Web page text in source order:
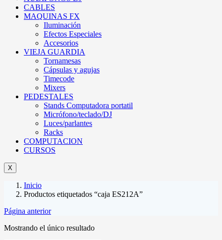
CABLES
MAQUINAS FX
Iluminación
Efectos Especiales
Accesorios
VIEJA GUARDIA
Tornamesas
Cápsulas y agujas
Timecode
Mixers
PEDESTALES
Stands Computadora portatil
Micrófono/teclado/DJ
Luces/parlantes
Racks
COMPUTACION
CURSOS
X
Inicio
Productos etiquetados “caja ES212A”
Página anterior
Mostrando el único resultado